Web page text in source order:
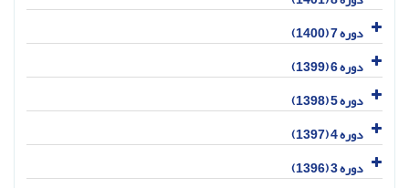
دوره 7 (1400)
دوره 6 (1399)
دوره 5 (1398)
دوره 4 (1397)
دوره 3 (1396)